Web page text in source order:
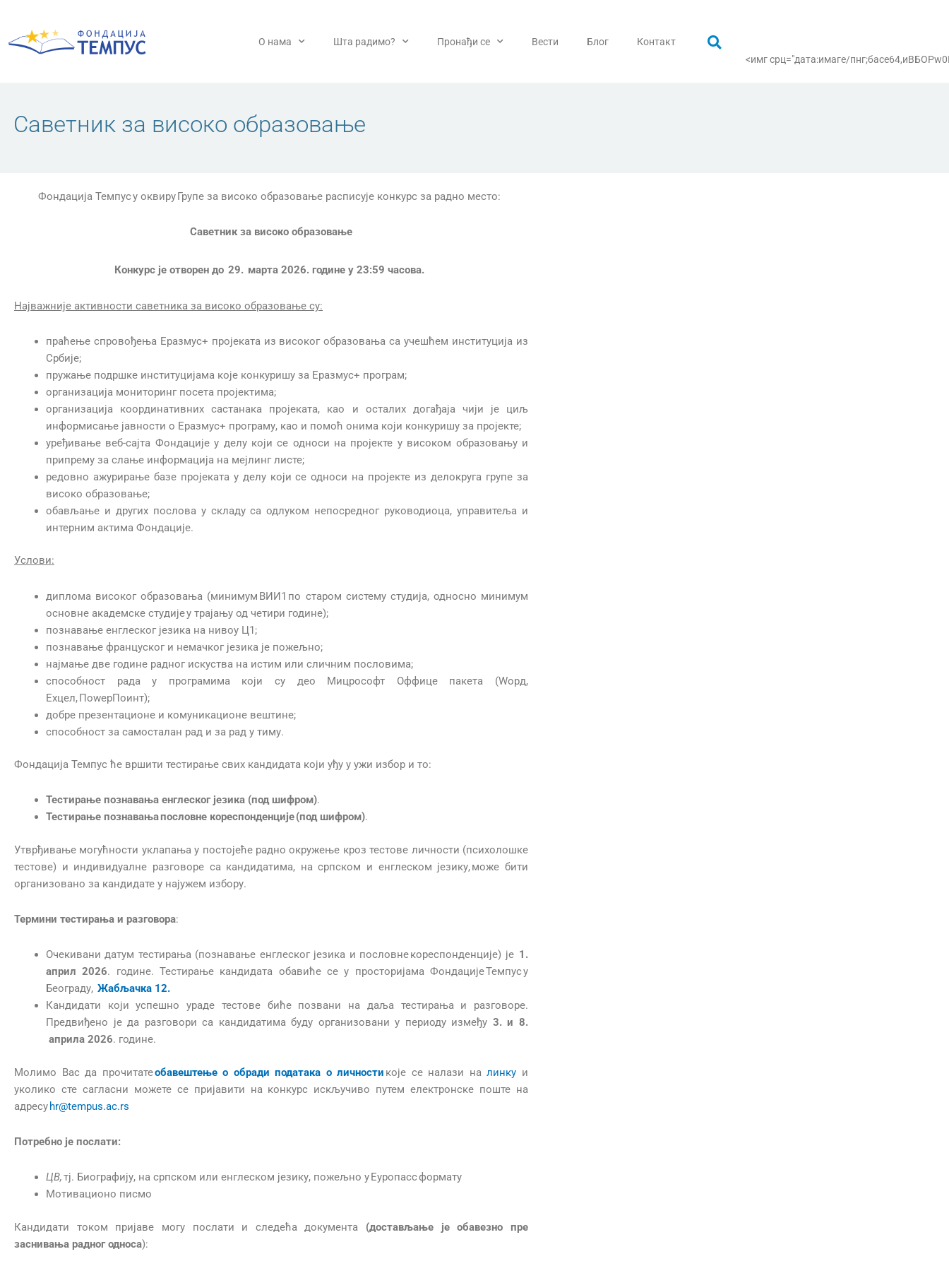
садржај
О нама Шта радимо? Пронађи се Вести Блог
Контакт
<имг срц="дата:имаге/
Саветник за високо образовање
Фондација Темпус у оквиру Групе за високо образовање расписује конкурс за радно место:
Саветник за високо образовање
Конкурс је отворен до 29. марта 2026. године у 23:59 часова.
Најважније активности саветника за високо образовање су:
праћење спровођења Еразмус+ пројеката из високог образовања са учешћем институција из
Србије;
пружање подршке институцијама које конкуришу за Еразмус+ програм;
организација мониторинг посета пројектима;
организација координативних састанака пројеката, као и осталих догађаја чији је циљ
информисање јавности о Еразмус+ програму, као и помоћ онима који конкуришу за пројекте;
уређивање веб-сајта Фондације у делу који се односи на пројекте у високом образовању и
припрему за слање информација на мејлинг листе;
редовно ажурирање базе пројеката у делу који се односи на пројекте из делокруга групе за
високо образовање;
обављање и других послова у складу са одлуком непосредног руководиоца, управитеља и
интерним актима Фондације.
Услови:
диплома високог образовања (минимум ВИИ1 по старом систему студија, односно минимум
основне академске студије у трајању од четири године);
познавање енглеског језика на нивоу Ц1;
познавање француског и немачког језика је пожељно;
најмање две године радног искуства на истим или сличним пословима;
способност рада у програмима који су део Мицрософт Оффице пакета (Wорд,
Еxцел, ПоwерПоинт);
добре презентационе и комуникационе вештине;
способност за самосталан рад и за рад у тиму.
Фондација Темпус ће вршити тестирање свих кандидата који уђу у ужи избор и то:
Тестирање познавања енглеског језика (под шифром).
Тестирање познавања пословне кореспонденције (под шифром).
Утврђивање могућности уклапања у постојеће радно окружење кроз тестове личности (психолошке
тестове) и индивидуалне разговоре са кандидатима, на српском и енглеском језику, може бити
организовано за кандидате у најужем избору.
Термини тестирања и разговора:
Очекивани датум тестирања (познавање енглеског језика и пословнекореспонденције) је 1.
април 2026. године. Тестирање кандидата обавиће се у просторијама Фондације Темпус у
Београду, Жабљачка 12.
Кандидати који успешно ураде тестове биће позвани на даља тестирања и разговоре.
Предвиђено је да разговори са кандидатима буду организовани у периоду између 3. и 8.
априла 2026. године.
Молимо Вас да прочитатеобавештење о обради података о личности које се налази налинку и
уколико сте сагласни можете се пријавити на конкурс искључиво путем електронске поште на
адресу hr@tempus.ac.rs
Потребно је послати:
ЦВ,тј. Биографију, на српском или енглеском језику, пожељно у Еуропасс формату
Мотивационо писмо
Кандидати током пријаве могу послати и следећа документа (достављање је обавезно пре
заснивања радног односа):